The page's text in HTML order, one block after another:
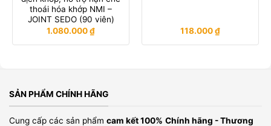
thoái hóa khớp NMI –
JOINT SEDO (90 viên)
1.080.000₫ 118.000₫
SẢN PHẨM CHÍNH HÃNG
Cung cấp các sản phẩm cam kết 100% Chính hãng - Thương